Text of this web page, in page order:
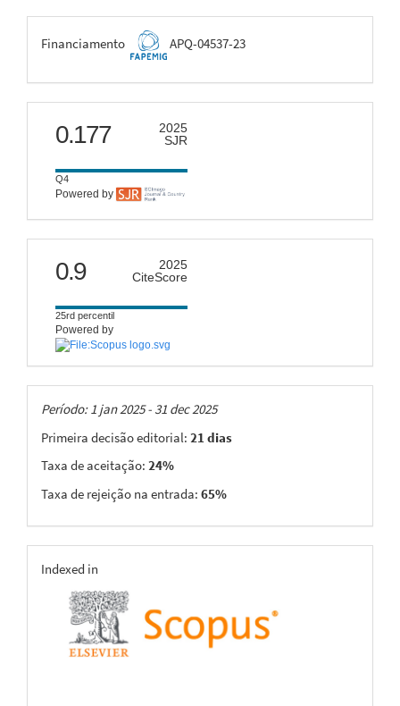
FAPEMIG
Financiamento APQ-04537-23
scimago
0.177
2025
SJR
Q4
Powered by
citescore
0.9
2025
CiteScore
25rd percentil
Powered by
Taxas
Período: 1 jan 2025 - 31 dec 2025
Primeira decisão editorial: 21 dias
Taxa de aceitação: 24%
Taxa de rejeição na entrada: 65%
indexing
Indexed in